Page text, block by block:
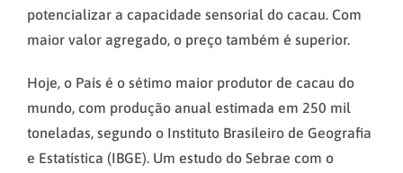
potencializar a capacidade sensorial do cacau. Com
maior valor agregado, o preço também é superior.
Hoje, o País é o sétimo maior produtor de cacau do
mundo, com produção anual estimada em 250 mil
toneladas, segundo o Instituto Brasileiro de Geografia
e Estatística (IBGE). Um estudo do Sebrae com o